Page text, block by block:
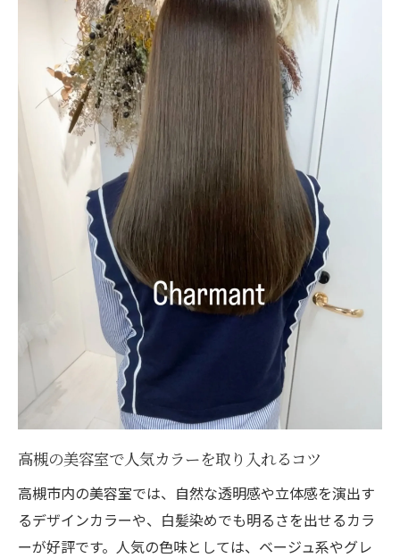
高槻の美容室で人気カラーを取り入れるコツ
高槻市内の美容室では、自然な透明感や立体感を演出す
るデザインカラーや、白髪染めでも明るさを出せるカラ
ーが好評です。人気の色味としては、ベージュ系やグレ